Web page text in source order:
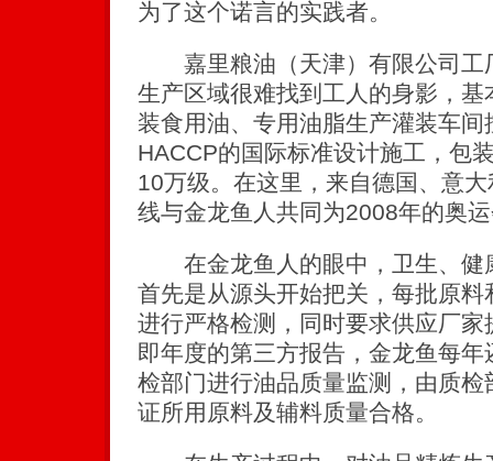
为了这个诺言的实践者。
嘉里粮油（天津）有限公司工
生产区域很难找到工人的身影，
装食用油、专用油脂生产灌装车
HACCP的国际标准设计施工，包
10万级。在这里，来自德国、意
线与金龙鱼人共同为2008年的奥
在金龙鱼人的眼中，卫生、健
首先是从源头开始把关，每批原
进行严格检测，同时要求供应厂
即年度的第三方报告，金龙鱼每
检部门进行油品质量监测，由质
证所用原料及辅料质量合格。